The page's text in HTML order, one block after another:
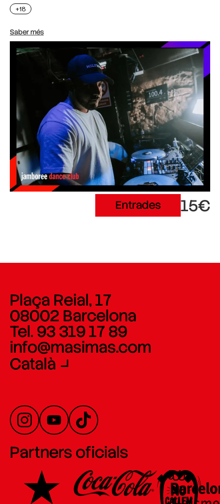
+18
Saber més
Entrades 15€
Plaça Reial, 17
08002 Barcelona
Tel. 93 319 17 89
info@masimas.com
Català
Partners oficials